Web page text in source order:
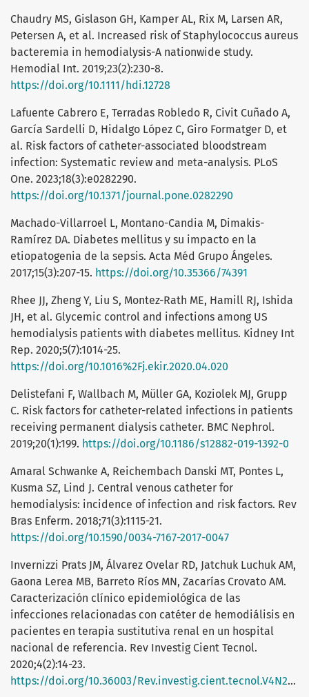
Chaudry MS, Gislason GH, Kamper AL, Rix M, Larsen AR,
Petersen A, et al. Increased risk of Staphylococcus aureus
bacteremia in hemodialysis-A nationwide study.
Hemodial Int. 2019;23(2):230-8.
https://doi.org/10.1111/hdi.12728
Lafuente Cabrero E, Terradas Robledo R, Civit Cuñado A,
García Sardelli D, Hidalgo López C, Giro Formatger D, et
al. Risk factors of catheter-associated bloodstream
infection: Systematic review and meta-analysis. PLoS
One. 2023;18(3):e0282290.
https://doi.org/10.1371/journal.pone.0282290
Machado-Villarroel L, Montano-Candia M, Dimakis-
Ramírez DA. Diabetes mellitus y su impacto en la
etiopatogenia de la sepsis. Acta Méd Grupo Ángeles.
2017;15(3):207-15. https://doi.org/10.35366/74391
Rhee JJ, Zheng Y, Liu S, Montez-Rath ME, Hamill RJ, Ishida
JH, et al. Glycemic control and infections among US
hemodialysis patients with diabetes mellitus. Kidney Int
Rep. 2020;5(7):1014-25.
https://doi.org/10.1016%2Fj.ekir.2020.04.020
Delistefani F, Wallbach M, Müller GA, Koziolek MJ, Grupp
C. Risk factors for catheter-related infections in patients
receiving permanent dialysis catheter. BMC Nephrol.
2019;20(1):199. https://doi.org/10.1186/s12882-019-1392-0
Amaral Schwanke A, Reichembach Danski MT, Pontes L,
Kusma SZ, Lind J. Central venous catheter for
hemodialysis: incidence of infection and risk factors. Rev
Bras Enferm. 2018;71(3):1115-21.
https://doi.org/10.1590/0034-7167-2017-0047
Invernizzi Prats JM, Álvarez Ovelar RD, Jatchuk Luchuk AM,
Gaona Lerea MB, Barreto Ríos MN, Zacarías Crovato AM.
Caracterización clínico epidemiológica de las
infecciones relacionadas con catéter de hemodiálisis en
pacientes en terapia sustitutiva renal en un hospital
nacional de referencia. Rev Investig Cient Tecnol.
2020;4(2):14-23.
https://doi.org/10.36003/Rev.investig.cient.tecnol.V4N2(2020)2